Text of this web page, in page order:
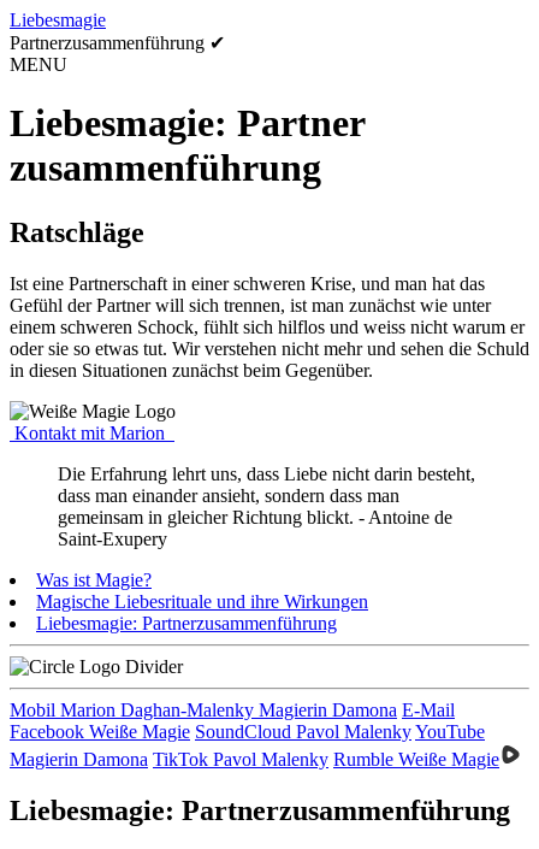
Liebesmagie
Partnerzusammenführung ✔︎
MENU
Liebesmagie: Partner
zusammenführung
Ratschläge
Ist eine Partnerschaft in einer schweren Krise, und man hat das
Gefühl der Partner will sich trennen, ist man zunächst wie unter
einem schweren Schock, fühlt sich hilflos und weiss nicht warum er
oder sie so etwas tut. Wir verstehen nicht mehr und sehen die Schuld
in diesen Situationen zunächst beim Gegenüber.
Kontakt mit Marion
Die Erfahrung lehrt uns, dass Liebe nicht darin besteht,
dass man einander ansieht, sondern dass man
gemeinsam in gleicher Richtung blickt. - Antoine de
Saint-Exupery
Was ist Magie?
Magische Liebesrituale und ihre Wirkungen
Liebesmagie: Partnerzusammenführung
Mobil Marion Daghan-Malenky Magierin Damona E-Mail
Facebook Weiße Magie SoundCloud Pavol MalenkyYouTube
Magierin Damona TikTok Pavol Malenky Rumble Weiße Magie
Liebesmagie: Partnerzusammenführung